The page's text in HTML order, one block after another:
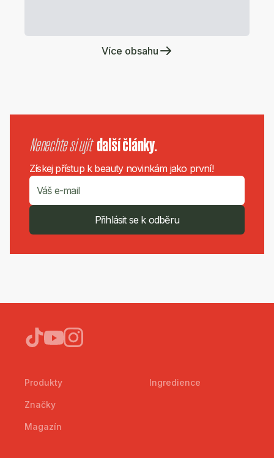
Více obsahu
Nenechte si ujít další články.
Získej přístup k beauty novinkám jako první!
Přihlásit se k odběru
Produkty
Značky
Magazín
Ingredience